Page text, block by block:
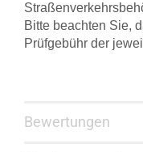
Bitte beachten Sie,
Prüfgebühr der
Bewertungen